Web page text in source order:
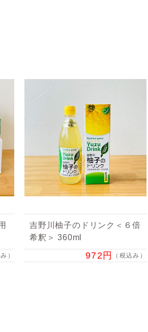
）
吉野川柚子のドリンク＜６倍
希釈＞ 360ml
972円 （税込み）